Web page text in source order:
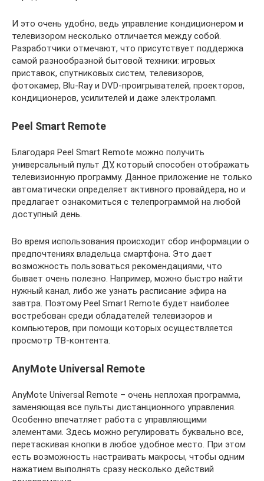
И это очень удобно, ведь управление кондиционером и
телевизором несколько отличается между собой.
Разработчики отмечают, что присутствует поддержка
самой разнообразной бытовой техники: игровых
приставок, спутниковых систем, телевизоров,
фотокамер, Blu-Ray и DVD-проигрывателей, проекторов,
кондиционеров, усилителей и даже электроламп.
Peel Smart Remote
Благодаря Peel Smart Remote можно получить
универсальный пульт ДУ, который способен отображать
телевизионную программу. Данное приложение не только
автоматически определяет активного провайдера, но и
предлагает ознакомиться с телепрограммой на любой
доступный день.
Во время использования происходит сбор информации о
предпочтениях владельца смартфона. Это дает
возможность пользоваться рекомендациями, что
бывает очень полезно. Например, можно быстро найти
нужный канал, либо же узнать расписание эфира на
завтра. Поэтому Peel Smart Remote будет наиболее
востребован среди обладателей телевизоров и
компьютеров, при помощи которых осуществляется
просмотр ТВ-контента.
AnyMote Universal Remote
AnyMote Universal Remote – очень неплохая программа,
заменяющая все пульты дистанционного управления.
Особенно впечатляет работа с управляющими
элементами. Здесь можно регулировать буквально все,
перетаскивая кнопки в любое удобное место. При этом
есть возможность настраивать макросы, чтобы одним
нажатием выполнять сразу несколько действий